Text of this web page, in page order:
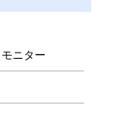
ニター